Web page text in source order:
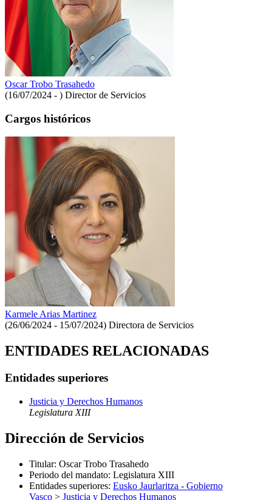
Oscar Trobo Trasahedo
(16/07/2024 - ) Director de Servicios
Cargos históricos
Karmele Arias Martinez
(26/06/2024 - 15/07/2024) Directora de Servicios
ENTIDADES RELACIONADAS
Entidades superiores
Justicia y Derechos Humanos
Legislatura XIII
Dirección de Servicios
Titular: Oscar Trobo Trasahedo
Periodo del mandato: Legislatura XIII
Entidades superiores: Eusko Jaurlaritza - Gobierno
Vasco > Justicia y Derechos Humanos